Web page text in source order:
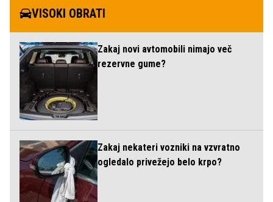
VISOKI OBRATI
Zakaj novi avtomobili nimajo več
rezervne gume?
Zakaj nekateri vozniki na vzvratno
ogledalo privežejo belo krpo?